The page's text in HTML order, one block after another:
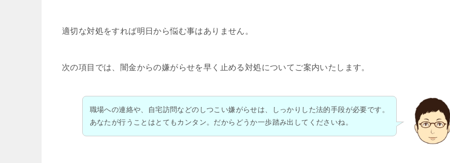
適切な対処をすれば明日から悩む事はありません。
次の項目では、闇金からの嫌がらせを早く止める対処についてご案内いたします。
職場への連絡や、自宅訪問などのしつこい嫌がらせは、しっかりした法的手段が必要です。
あなたが行うことはとてもカンタン。だからどうか一歩踏み出してくださいね。